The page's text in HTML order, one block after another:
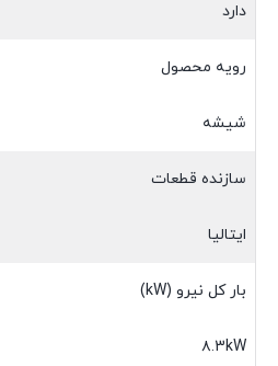
دارد
رویه محصول
شیشه
سازنده قطعات
ایتالیا
بار کل نیرو (kW)
۸.3kW